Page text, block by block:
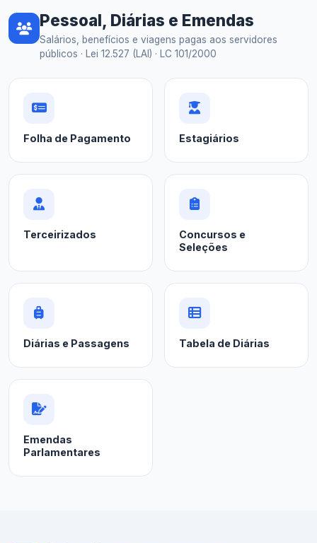
Pessoal, Diárias e Emendas
Salários, benefícios e viagens pagas aos servidores
públicos · Lei 12.527 (LAI) · LC 101/2000
Folha de Pagamento Estagiários
Terceirizados
Concursos e
Seleções
Diárias e Passagens Tabela de Diárias
Emendas
Parlamentares